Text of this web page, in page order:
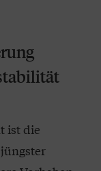
ist die